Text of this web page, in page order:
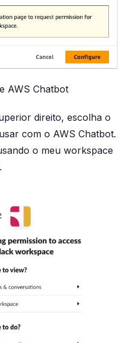
AWS Chatbot
direito, escolha o
com o AWS Chatbot.
o meu workspace